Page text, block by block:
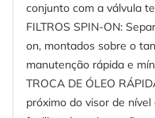
conjunto com a válvula
FILTROS SPIN-ON:
on, montados sobre o
manutenção rápida e
TROCA DE ÓLEO
próximo do visor de